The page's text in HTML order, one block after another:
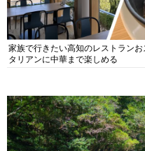
家族で行きたい高知のレストラン
タリアンに中華まで楽しめる